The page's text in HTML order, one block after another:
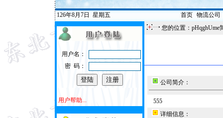
126年8月7日 星期五 首页| 物流公司
用户名：
密 码：
用户帮助...
您的位置：pHqghUme
公司简介：
555
详细信息：